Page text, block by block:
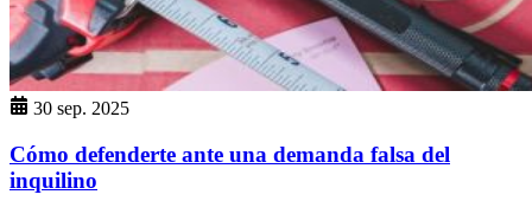
30 sep. 2025
Cómo defenderte ante una demanda falsa del
inquilino